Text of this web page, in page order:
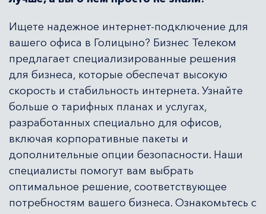
Ищете надежное интернет-подключение для
вашего офиса в Голицыно? Бизнес Телеком
предлагает специализированные решения
для бизнеса, которые обеспечат высокую
скорость и стабильность интернета. Узнайте
больше о тарифных планах и услугах,
разработанных специально для офисов,
включая корпоративные пакеты и
дополнительные опции безопасности. Наши
специалисты помогут вам выбрать
оптимальное решение, соответствующее
потребностям вашего бизнеса. Ознакомьтесь с